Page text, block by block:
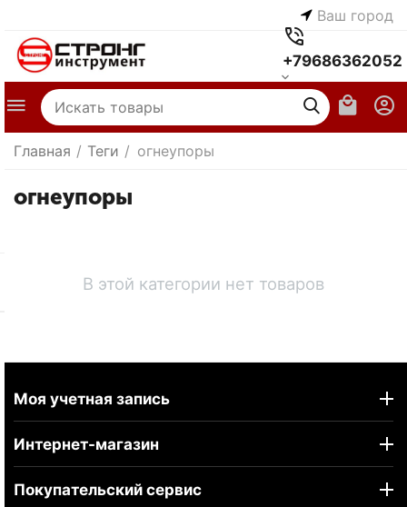
Ваш город
+79686362052
Главная / Теги / огнеупоры
огнеупоры
В этой категории нет товаров
Моя учетная запись
Интернет-магазин
Покупательский сервис